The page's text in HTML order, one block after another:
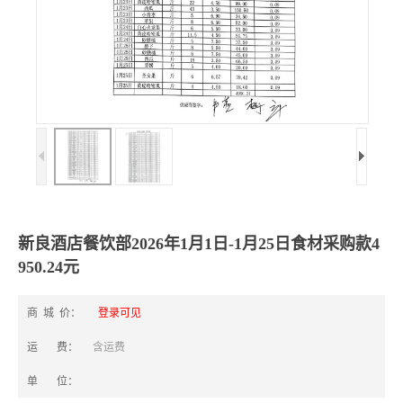
新良酒店餐饮部2026年1月1日-1月25日食材采购款4
950.24元
商 城 价： 登录可见
运 费： 含运费
单 位：